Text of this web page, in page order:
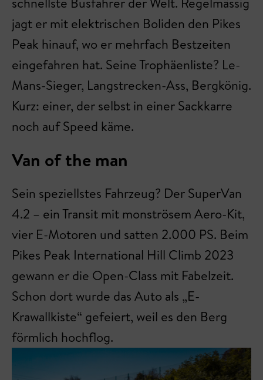
jagt er mit elektrischen Boliden den Pikes
Peak hinauf, wo er mehrfach Bestzeiten
eingefahren hat. Seine Trophäenliste? Le-
Mans-Sieger, Langstrecken-Ass, Bergkönig.
Kurz: einer, der selbst in einer Sackkarre
noch auf Speed käme.
Van of the man
Sein speziellstes Fahrzeug? Der SuperVan
4.2 – ein Transit mit monströsem Aero-Kit,
vier E-Motoren und satten 2.000 PS. Beim
Pikes Peak International Hill Climb 2023
gewann er die Open-Class mit Fabelzeit.
Schon dort wurde das Auto als „E-
Krawallkiste“ gefeiert, weil es den Berg
förmlich hochflog.